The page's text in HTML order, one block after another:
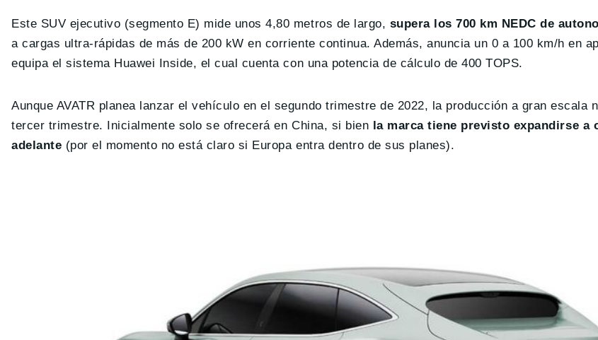
Este SUV ejecutivo (segmento E) mide unos 4,80 metros de largo, supera los 700 km NEDC de
a cargas ultra-rápidas de más de 200 kW en corriente continua. Además, anuncia un 0 a 100 km/h en
equipa el sistema Huawei Inside, el cual cuenta con una potencia de cálculo de 400 TOPS.
Aunque AVATR planea lanzar el vehículo en el segundo trimestre de 2022, la producción a gran escala
tercer trimestre. Inicialmente solo se ofrecerá en China, si bien la marca tiene previsto expandirse a
adelante (por el momento no está claro si Europa entra dentro de sus planes).